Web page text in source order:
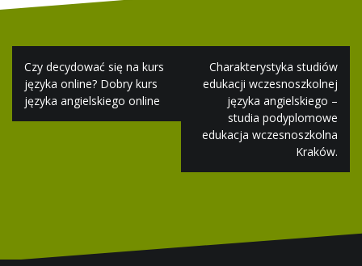
Nawigacja
wpisu
Czy decydować się na kurs
języka online? Dobry kurs
języka angielskiego online
Charakterystyka studiów
edukacji wczesnoszkolnej
języka angielskiego –
studia podyplomowe
edukacja wczesnoszkolna
Kraków.